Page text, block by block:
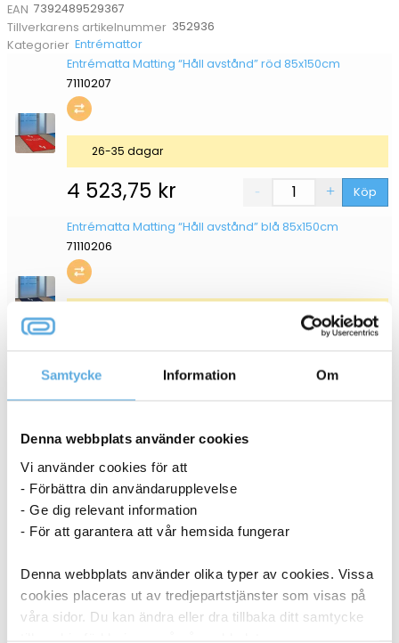
Samtycke Information Om
Denna webbplats använder cookies
Vi använder cookies för att
- Förbättra din användarupplevelse
- Ge dig relevant information
- För att garantera att vår hemsida fungerar
Denna webbplats använder olika typer av cookies. Vissa
cookies placeras ut av tredjepartstjänster som visas på
våra sidor. Du kan ändra eller dra tillbaka ditt samtycke
EAN 7392489529367
Tillverkarens artikelnummer 352936
Kategorier Entrémattor
Entrématta Matting “Håll avstånd” röd 85x150cm
71110207
4 523,75 kr Köp
26-35 dagar
Entrématta Matting “Håll avstånd” blå 85x150cm
71110206
ANDRA KÖPTE OCKSÅ